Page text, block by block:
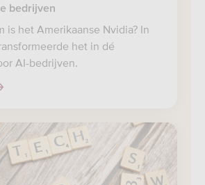
bedrijven
is het Amerikaanse Nvidia? In
het in dé
AI-bedrijven.